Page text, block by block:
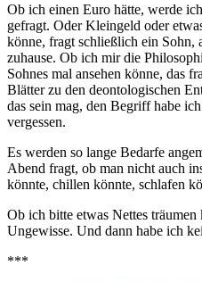
Ob ich einen Euro hätte, werde
gefragt. Oder Kleingeld oder
könne, fragt schließlich ein Sohn,
zuhause. Ob ich mir die
Sohnes mal ansehen könne, das
Blätter zu den deontologischen
das sein mag, den Begriff habe
vergessen.
Es werden so lange Bedarfe
Abend fragt, ob man nicht auch
könnte, chillen könnte, schlafen
Ob ich bitte etwas Nettes
Ungewisse. Und dann habe ich
***